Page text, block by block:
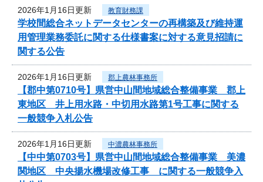
2026年1月16日更新 教育財務課
学校間総合ネットデータセンターの再構築及び維持運
用管理業務委託に関する仕様書案に対する意見招請に
関する公告
2026年1月16日更新 郡上農林事務所
【郡中第0710号】県営中山間地域総合整備事業 郡上
東地区 井上用水路・中切用水路第1号工事に関する
一般競争入札公告
2026年1月16日更新 中濃農林事務所
【中中第0703号】県営中山間地域総合整備事業 美濃
関地区 中央揚水機場改修工事 に関する一般競争入